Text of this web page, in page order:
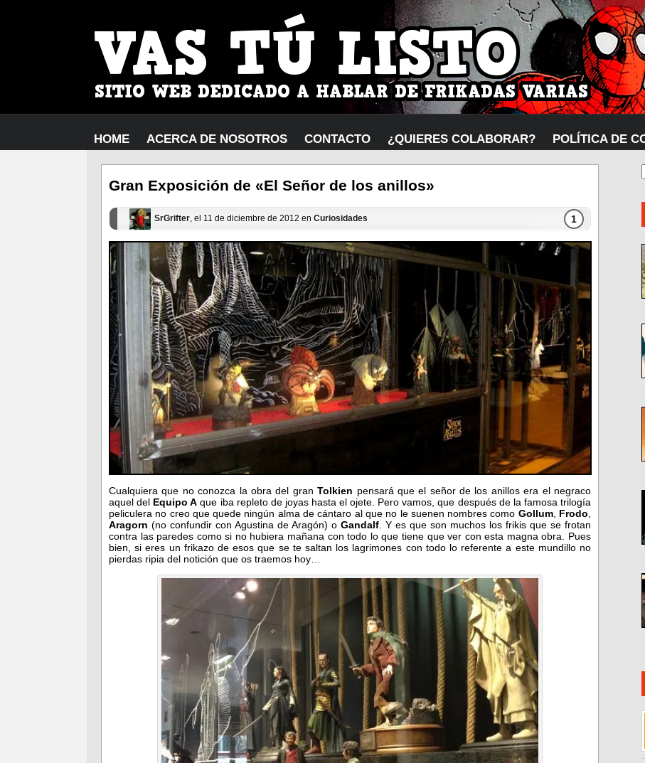
HOME ACERCA DE NOSOTROS CONTACTO ¿QUIERES COLABORAR? POLÍTICA DE
Gran Exposición de «El Señor de los anillos»
SrGrifter, el 11 de diciembre de 2012 en Curiosidades 1
Cualquiera que no conozca la obra del granTolkien pensará que el señor de los anillos era el negraco
aquel del Equipo A que iba repleto de joyas hasta el ojete. Pero vamos, que después de la famosa trilogía
peliculera no creo que quede ningún alma de cántaro al que no le suenen nombres como Gollum, Frodo
Aragorn (no confundir con Agustina de Aragón) o Gandalf . Y es que son muchos los frikis que se frotan
contra las paredes como si no hubiera mañana con todo lo que tiene que ver con esta magna obra. Pues
bien, si eres un frikazo de esos que se te saltan los lagrimones con todo lo referente a este mundillo no
pierdas ripia del notición que os traemos hoy…